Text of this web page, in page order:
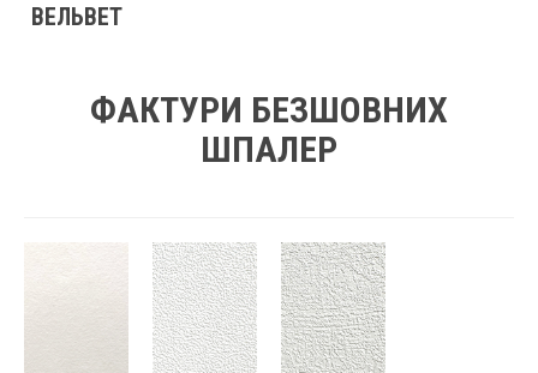
ВЕЛЬВЕТ
ФАКТУРИ БЕЗШОВНИХ
ШПАЛЕР